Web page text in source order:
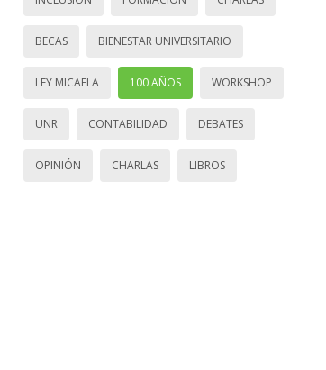
BECAS BIENESTAR UNIVERSITARIO
LEY MICAELA 100 AÑOS WORKSHOP
UNR CONTABILIDAD DEBATES
OPINIÓN CHARLAS LIBROS